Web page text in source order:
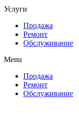
Услуги
Продажа
Ремонт
Обслуживание
Menu
Продажа
Ремонт
Обслуживание